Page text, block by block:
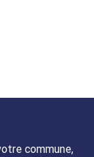
commune,